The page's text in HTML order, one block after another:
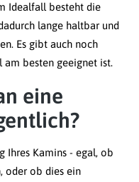
Idealfall besteht die
lange haltbar und
Es gibt auch noch
besten geeignet ist.
eine
Ihres Kamins - egal, ob
oder ob dies ein